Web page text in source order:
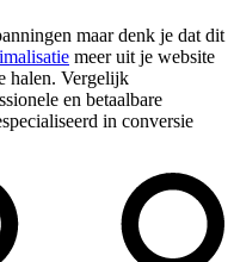
maar denk je dat dit
meer uit je website
halen. Vergelijk
en betaalbare
in conversie